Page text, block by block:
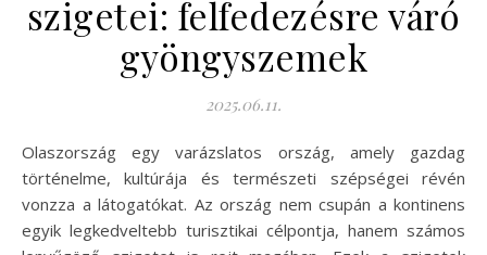
szigetei: felfedezésre váró
gyöngyszemek
2025.06.11.
Olaszország egy varázslatos ország, amely gazdag
történelme, kultúrája és természeti szépségei révén
vonzza a látogatókat. Az ország nem csupán a kontinens
egyik legkedveltebb turisztikai célpontja, hanem számos